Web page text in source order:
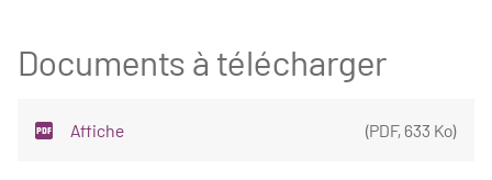
Documents à télécharger
Affiche (PDF, 633 Ko)